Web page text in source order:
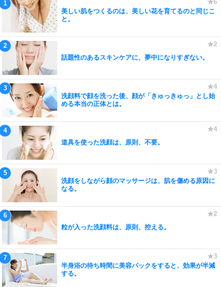
美しい肌をつくるのは、美しい花を育てるのと同じこ
と。
話題性のあるスキンケアに、夢中になりすぎない。
洗顔料で顔を洗った後、顔が「きゅっきゅっ」とし始
める本当の正体とは。
道具を使った洗顔は、原則、不要。
洗顔をしながら顔のマッサージは、肌を傷める原因に
なる。
粒が入った洗顔料は、原則、控える。
半身浴の待ち時間に美容パックをすると、効果が半減
する。